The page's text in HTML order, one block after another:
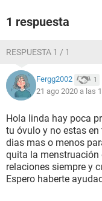
1 respuesta
RESPUESTA 1 / 1
Fergg2002 1
21 ago 2020 a las
Hola linda hay poca
tu óvulo y no estas
dias mas o menos
quita la menstruación
relaciones siempre y
Espero haberte